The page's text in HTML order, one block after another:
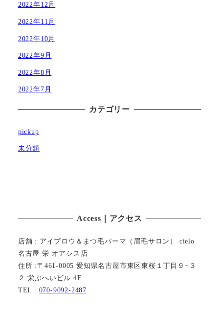
2022年12月
2022年11月
2022年10月
2022年9月
2022年8月
2022年7月
カテゴリー
pickup
未分類
Access｜アクセス
店舗 : アイブロウ＆まつ毛パーマ（眉毛サロン） cielo
名古屋 栄 オアシス店
住所 :〒461-0005 愛知県名古屋市東区東桜１丁目９−３
２ 栄ぶへいビル 4F
TEL : 070-9092-2487